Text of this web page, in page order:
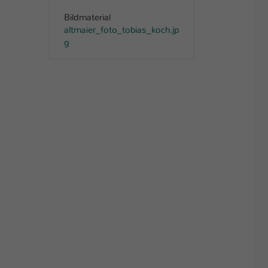
Bildmaterial
altmaier_foto_tobias_koch.jp
g